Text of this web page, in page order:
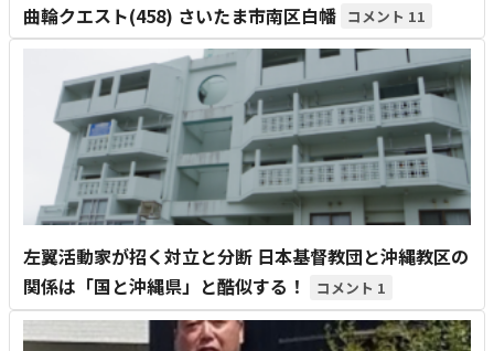
曲輪クエスト(458) さいたま市南区白幡 11
左翼活動家が招く対立と分断 日本基督教団と沖縄教区の
関係は「国と沖縄県」と酷似する！
1